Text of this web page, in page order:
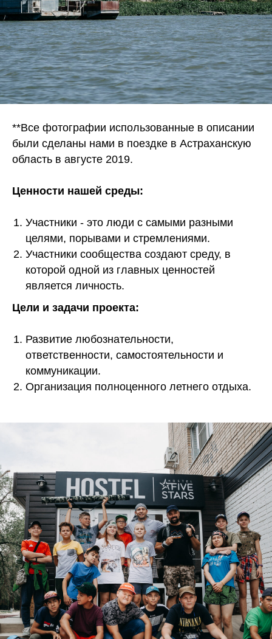
**Все фотографии использованные в описании
были сделаны нами в поездке в Астраханскую
область в августе 2019.
Ценности нашей среды:
Участники - это люди с самыми разными
целями, порывами и стремлениями.
Участники сообщества создают среду, в
которой одной из главных ценностей
является личность.
Цели и задачи проекта:
Развитие любознательности,
ответственности, самостоятельности и
коммуникации.
Организация полноценного летнего отдыха.